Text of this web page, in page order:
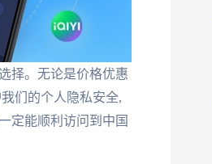
择。无论是价格优惠
们的个人隐私安全,
定能顺利访问到中国